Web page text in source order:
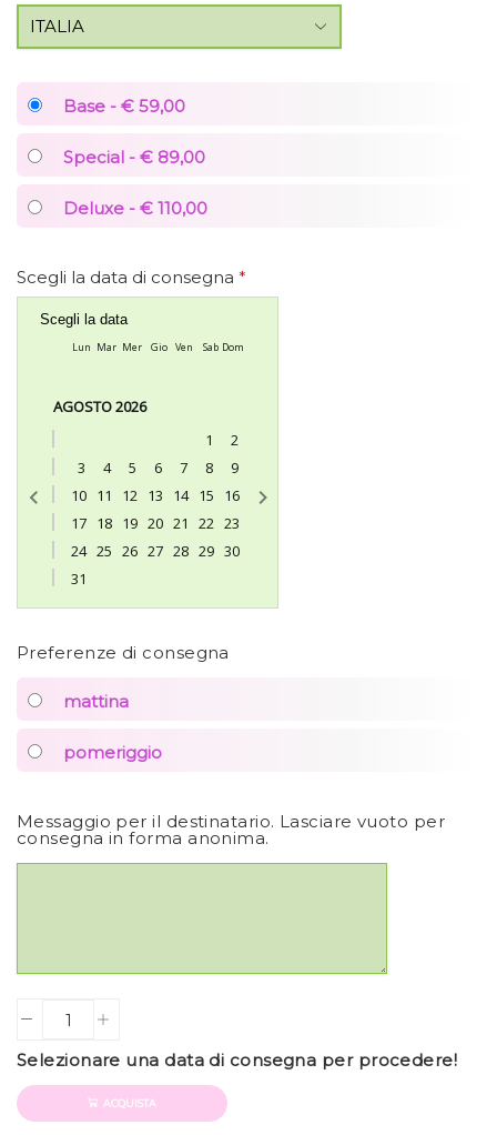
Base - € 59,00
Special - € 89,00
Deluxe - € 110,00
Scegli la data di consegna *
Scegli la data
Lun Mar Mer Gio Ven Sab Dom
AGOSTO 2026
1
2
3
4 5 6 7 8
9
10 11 12 13 14 15
16
17 18 19 20 21 22 23
24 25 26 27 28 29 30
31
Preferenze di consegna
mattina
pomeriggio
Messaggio per il destinatario. Lasciare vuoto per
consegna in forma anonima.
Quantity
Selezionare una data di consegna per procedere!
ACQUISTA